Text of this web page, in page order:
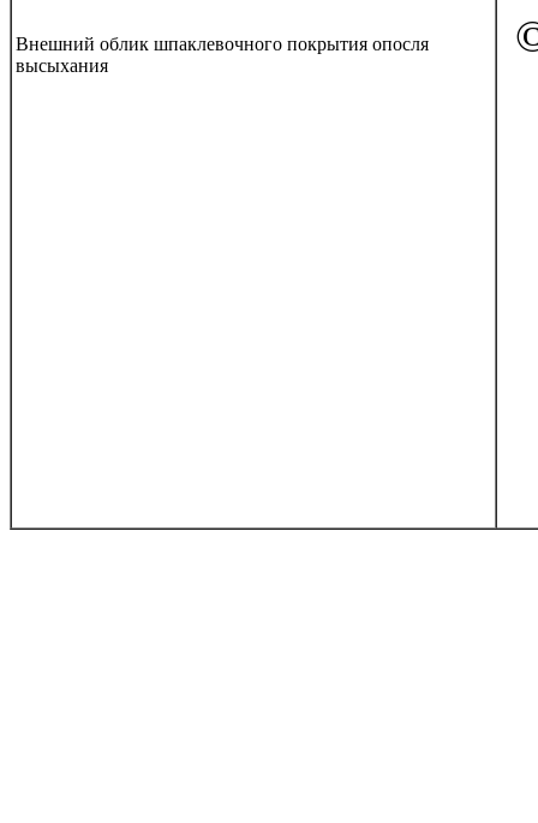
Внешний облик шпаклевочного покрытия опосля
высыхания